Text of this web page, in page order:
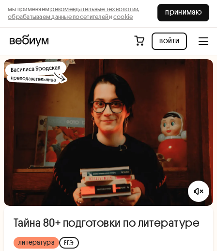
мы применяемрекомендательные технологии,
обрабатываем данные посетителейи cookie
принимаю
войти
Тайна 80+ подготовки по литературе
литература ЕГЭ